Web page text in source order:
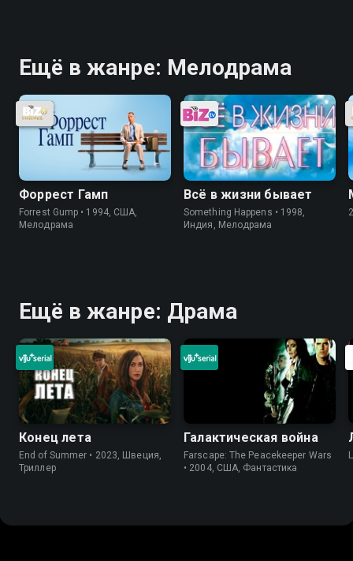
Ещё в жанре: Мелодрама
Форрест Гамп
Forrest Gump • 1994, США,
Мелодрама
Всё в жизни бывает
Something Happens • 1998,
Индия, Мелодрама
Ещё в жанре: Драма
Конец лета
End of Summer • 2023, Швеция,
Триллер
Галактическая война
Farscape: The Peacekeeper Wars
• 2004, США, Фантастика